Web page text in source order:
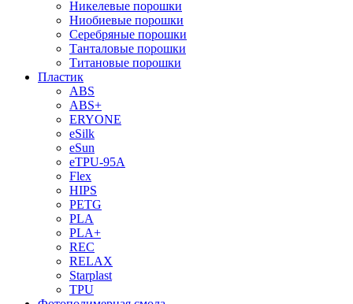
Никелевые порошки
Ниобиевые порошки
Серебряные порошки
Танталовые порошки
Титановые порошки
Пластик
ABS
ABS+
ERYONE
eSilk
eSun
eTPU-95A
Flex
HIPS
PETG
PLA
PLA+
REC
RELAX
Starplast
TPU